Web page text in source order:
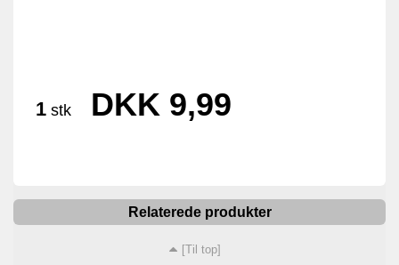
1 stk DKK 9,99
Relaterede produkter
[Til top]